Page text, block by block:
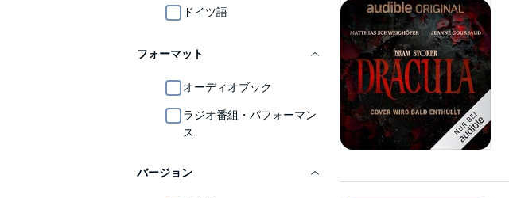
ドイツ語
フォーマット
オーディオブック
ラジオ番組・パフォーマン
ス
バージョン